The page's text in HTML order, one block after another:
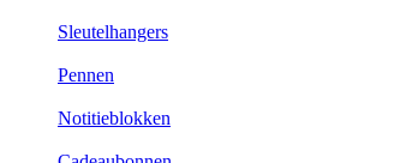
Sleutelhangers
Pennen
Notitieblokken